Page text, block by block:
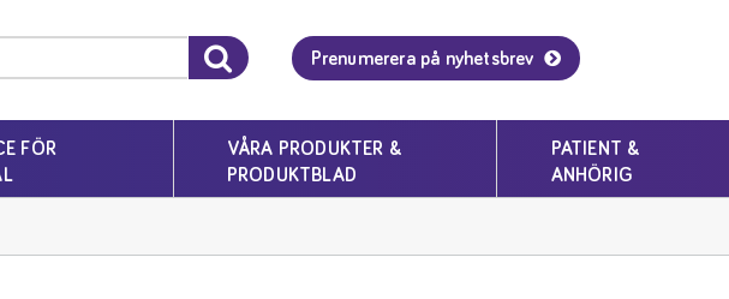
Prenumerera på nyhetsbrev
FÖR
VÅRA PRODUKTER &
PRODUKTBLAD
PATIENT &
ANHÖRIG